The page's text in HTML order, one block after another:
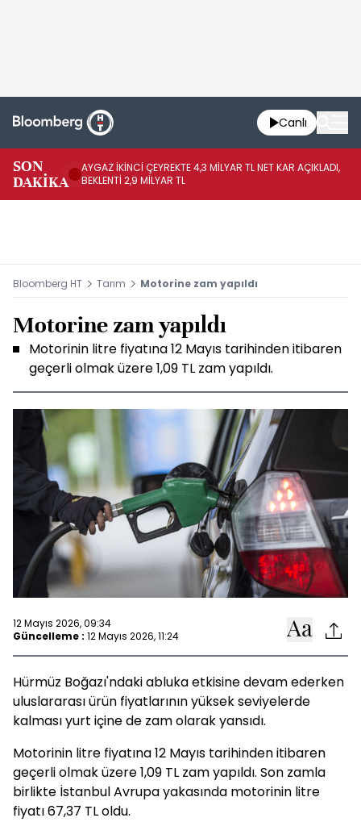
Canlı
SON
DAKİKA
AYGAZ İKİNCİ ÇEYREKTE 4,3 MİLYAR TL NET KAR AÇIKLADI,
BEKLENTİ 2,9 MİLYAR TL
Bloomberg HT Tarım Motorine zam yapıldı
Motorine zam yapıldı
Motorinin litre fiyatına 12 Mayıs tarihinden itibaren
geçerli olmak üzere 1,09 TL zam yapıldı.
12 Mayıs 2026, 09:34
Güncelleme : 12 Mayıs 2026, 11:24
Hürmüz Boğazı'ndaki abluka etkisine devam ederken
uluslararası ürün fiyatlarının yüksek seviyelerde
kalması yurt içine de zam olarak yansıdı.
Motorinin litre fiyatına 12 Mayıs tarihinden itibaren
geçerli olmak üzere 1,09 TL zam yapıldı. Son zamla
birlikte İstanbul Avrupa yakasında motorinin litre
fiyatı 67,37 TL oldu.